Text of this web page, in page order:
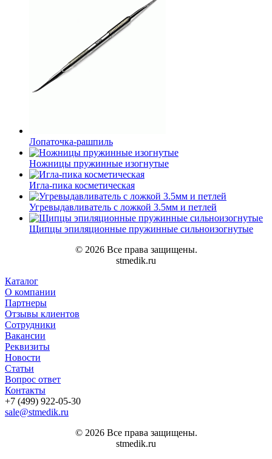
Лопаточка-рашпиль
Ножницы пружинные изогнутые
Игла-пика косметическая
Угревыдавливатель с ложкой 3.5мм и петлей
Щипцы эпиляционные пружинные сильноизогнутые
© 2026 Все права защищены.
stmedik.ru
Каталог
О компании
Партнеры
Отзывы клиентов
Сотрудники
Вакансии
Реквизиты
Новости
Статьи
Вопрос ответ
Контакты
+7 (499) 922-05-30
sale@stmedik.ru
© 2026 Все права защищены.
stmedik.ru